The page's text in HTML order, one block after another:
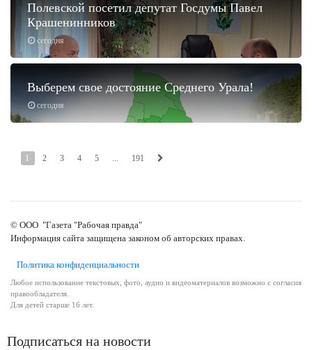
сегодня
Полевской посетил депутат Госдумы Павел
Крашенинников
сегодня
Выберем свое достояние Среднего Урала!
1 2 3 4 5 ... 191
© ООО "Газета "Рабочая правда"
Информация сайта защищена законом об авторских правах.
Политика конфиденциальности
Любое использование текстовых, фото, аудио и видеоматериалов возможно с согласия
правообладателя.
Для детей старше 16 лет.
Подписаться на новости